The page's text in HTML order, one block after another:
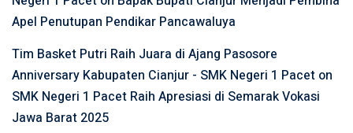
Apel Penutupan Pendikar Pancawaluya
Tim Basket Putri Raih Juara di Ajang Pasosore
Anniversary Kabupaten Cianjur - SMK Negeri 1 Pacet on
SMK Negeri 1 Pacet Raih Apresiasi di Semarak Vokasi
Jawa Barat 2025